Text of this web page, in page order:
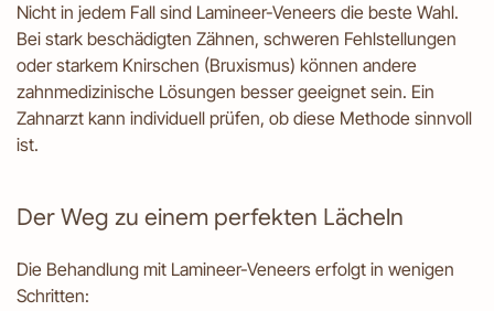
Nicht in jedem Fall sind Lamineer-Veneers die beste Wahl.
Bei stark beschädigten Zähnen, schweren Fehlstellungen
oder starkem Knirschen (Bruxismus) können andere
zahnmedizinische Lösungen besser geeignet sein. Ein
Zahnarzt kann individuell prüfen, ob diese Methode sinnvoll
ist.
Der Weg zu einem perfekten Lächeln
Die Behandlung mit Lamineer-Veneers erfolgt in wenigen
Schritten: